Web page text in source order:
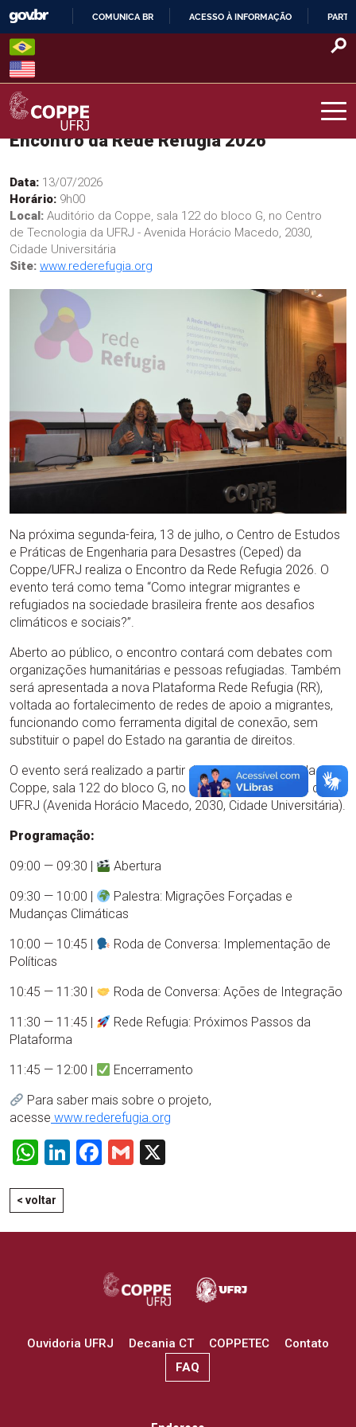
Skip
content
O
COMUNICA BR ACESSO À INFORMAÇÃO
COPPE – UFRJ
Encontro da Rede Refugia 2026
Data: 13/07/2026
Horário: 9h00
Local: Auditório da Coppe, sala 122 do bloco G, no Centro
de Tecnologia da UFRJ - Avenida Horácio Macedo, 2030,
Cidade Universitária
Site: www.rederefugia.org
Na próxima segunda-feira, 13 de julho, o Centro de Estudos
e Práticas de Engenharia para Desastres (Ceped) da
Coppe/UFRJ realiza o Encontro da Rede Refugia 2026. O
evento terá como tema “Como integrar migrantes e
refugiados na sociedade brasileira frente aos desafios
climáticos e sociais?”.
Aberto ao público, o encontro contará com debates com
organizações humanitárias e pessoas refugiadas. Também
será apresentada a nova Plataforma Rede Refugia (RR),
voltada ao fortalecimento de redes de apoio a migrantes,
funcionando como ferramenta digital de conexão, sem
substituir o papel do Estado na garantia de direitos.
O evento será realizado a partir das 9h, no auditório da
Coppe, sala 122 do bloco G, no Centro de Tecnologia da
UFRJ (Avenida Horácio Macedo, 2030, Cidade Universitária).
Programação:
09:00 — 09:30 |
Abertura
09:30 — 10:00 |
Palestra: Migrações Forçadas e
Mudanças Climáticas
10:00 — 10:45 |
Roda de Conversa: Implementação de
Políticas
10:45 — 11:30 |
Roda de Conversa: Ações de Integração
11:30 — 11:45 |
Rede Refugia: Próximos Passos da
Plataforma
11:45 — 12:00 |
Encerramento
Para saber mais sobre o projeto,
acesse www.rederefugia.org
WhatsApp
LinkedIn
Facebook
Gmail
< voltar
Ouvidoria UFRJ Decania CT COPPETEC
Contato
FAQ